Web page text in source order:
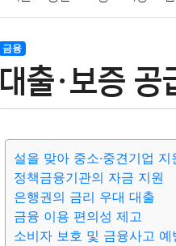
육아
기술 종교 사회 정치
금융
대출·보증
설을 맞아 중소·중견기업 지
정책금융기관의 자금 지원
은행권의 금리 우대 대출
금융 이용 편의성 제고
소비자 보호 및 금융사고 예